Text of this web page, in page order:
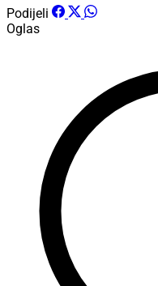
Podijeli
Oglas